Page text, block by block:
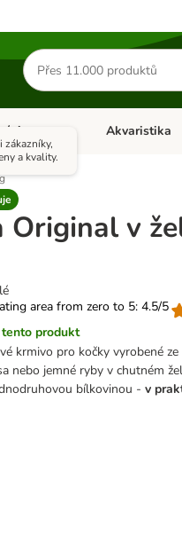
Hledat
produkty
menu: Malá zvířataOtevřít menu:
Akvaristika
zákazníky,
a kvality.
Original v
area from zero to 5: 4.5/5
produkt
krmivo pro kočky vyrobené
nebo jemné ryby v chutném
bílkovinou - v